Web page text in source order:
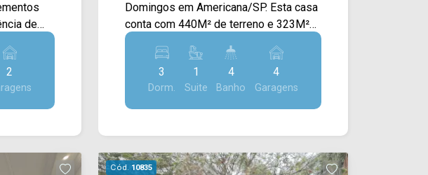
de
única
2
Domingos em Americana/SP. Esta casa
conta com 440M² de terreno e 323M²
de construção, apresentando um
projeto amplo e sofisticado, com
excelente integração entre os
ambientes e acabamento de qualidade.
A área interna dispõe de sala de estar e
cozinha totalmente planejada com
3
Dorm.
1
Suite
4
Banho
4
Garagens
Cód. 10835